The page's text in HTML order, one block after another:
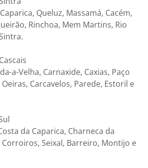
Queluz, Massamá, Cacém,
Rinchoa, Mem Martins, Rio
a-Velha, Carnaxide, Caxias, Paço
Carcavelos, Parede, Estoril e
da Caparica, Charneca da
Corroiros, Seixal, Barreiro, Montijo e